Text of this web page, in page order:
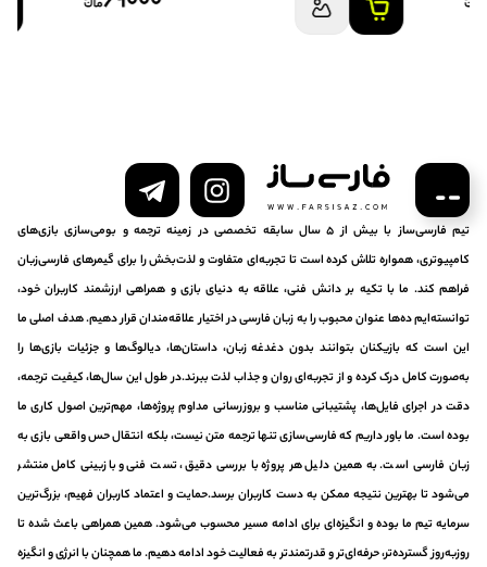
تیم فارسی‌ساز با بیش از ۵ سال سابقه تخصصی در زمینه ترجمه و بومی‌سازی بازی‌های
کامپیوتری، همواره تلاش کرده است تا تجربه‌ای متفاوت و لذت‌بخش را برای گیمرهای فارسی‌زبان
فراهم کند. ما با تکیه بر دانش فنی، علاقه به دنیای بازی و همراهی ارزشمند کاربران خود،
توانسته‌ایم ده‌ها عنوان محبوب را به زبان فارسی در اختیار علاقه‌مندان قرار دهیم. هدف اصلی ما
این است که بازیکنان بتوانند بدون دغدغه زبان، داستان‌ها، دیالوگ‌ها و جزئیات بازی‌ها را
به‌صورت کامل درک کرده و از تجربه‌ای روان و جذاب لذت ببرند.در طول این سال‌ها، کیفیت ترجمه،
دقت در اجرای فایل‌ها، پشتیبانی مناسب و بروزرسانی مداوم پروژه‌ها، مهم‌ترین اصول کاری ما
بوده است. ما باور داریم که فارسی‌سازی تنها ترجمه متن نیست، بلکه انتقال حس واقعی بازی به
زبان فارسی است. به همین دلیل هر پروژه با بررسی دقیق، تست فنی و بازبینی کامل منتشر
می‌شود تا بهترین نتیجه ممکن به دست کاربران برسد.حمایت و اعتماد کاربران فهیم، بزرگ‌ترین
سرمایه تیم ما بوده و انگیزه‌ای برای ادامه مسیر محسوب می‌شود. همین همراهی باعث شده تا
روزبه‌روز گسترده‌تر، حرفه‌ای‌تر و قدرتمندتر به فعالیت خود ادامه دهیم. ما همچنان با انرژی و انگیزه